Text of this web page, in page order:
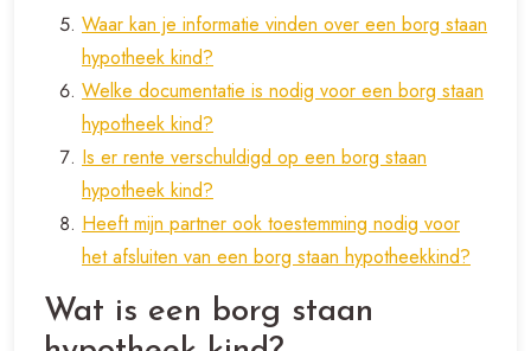
Waar kan je informatie vinden over een borg staan
hypotheek kind?
Welke documentatie is nodig voor een borg staan
hypotheek kind?
Is er rente verschuldigd op een borg staan
hypotheek kind?
Heeft mijn partner ook toestemming nodig voor
het afsluiten van een borg staan hypotheekkind?
Wat is een borg staan